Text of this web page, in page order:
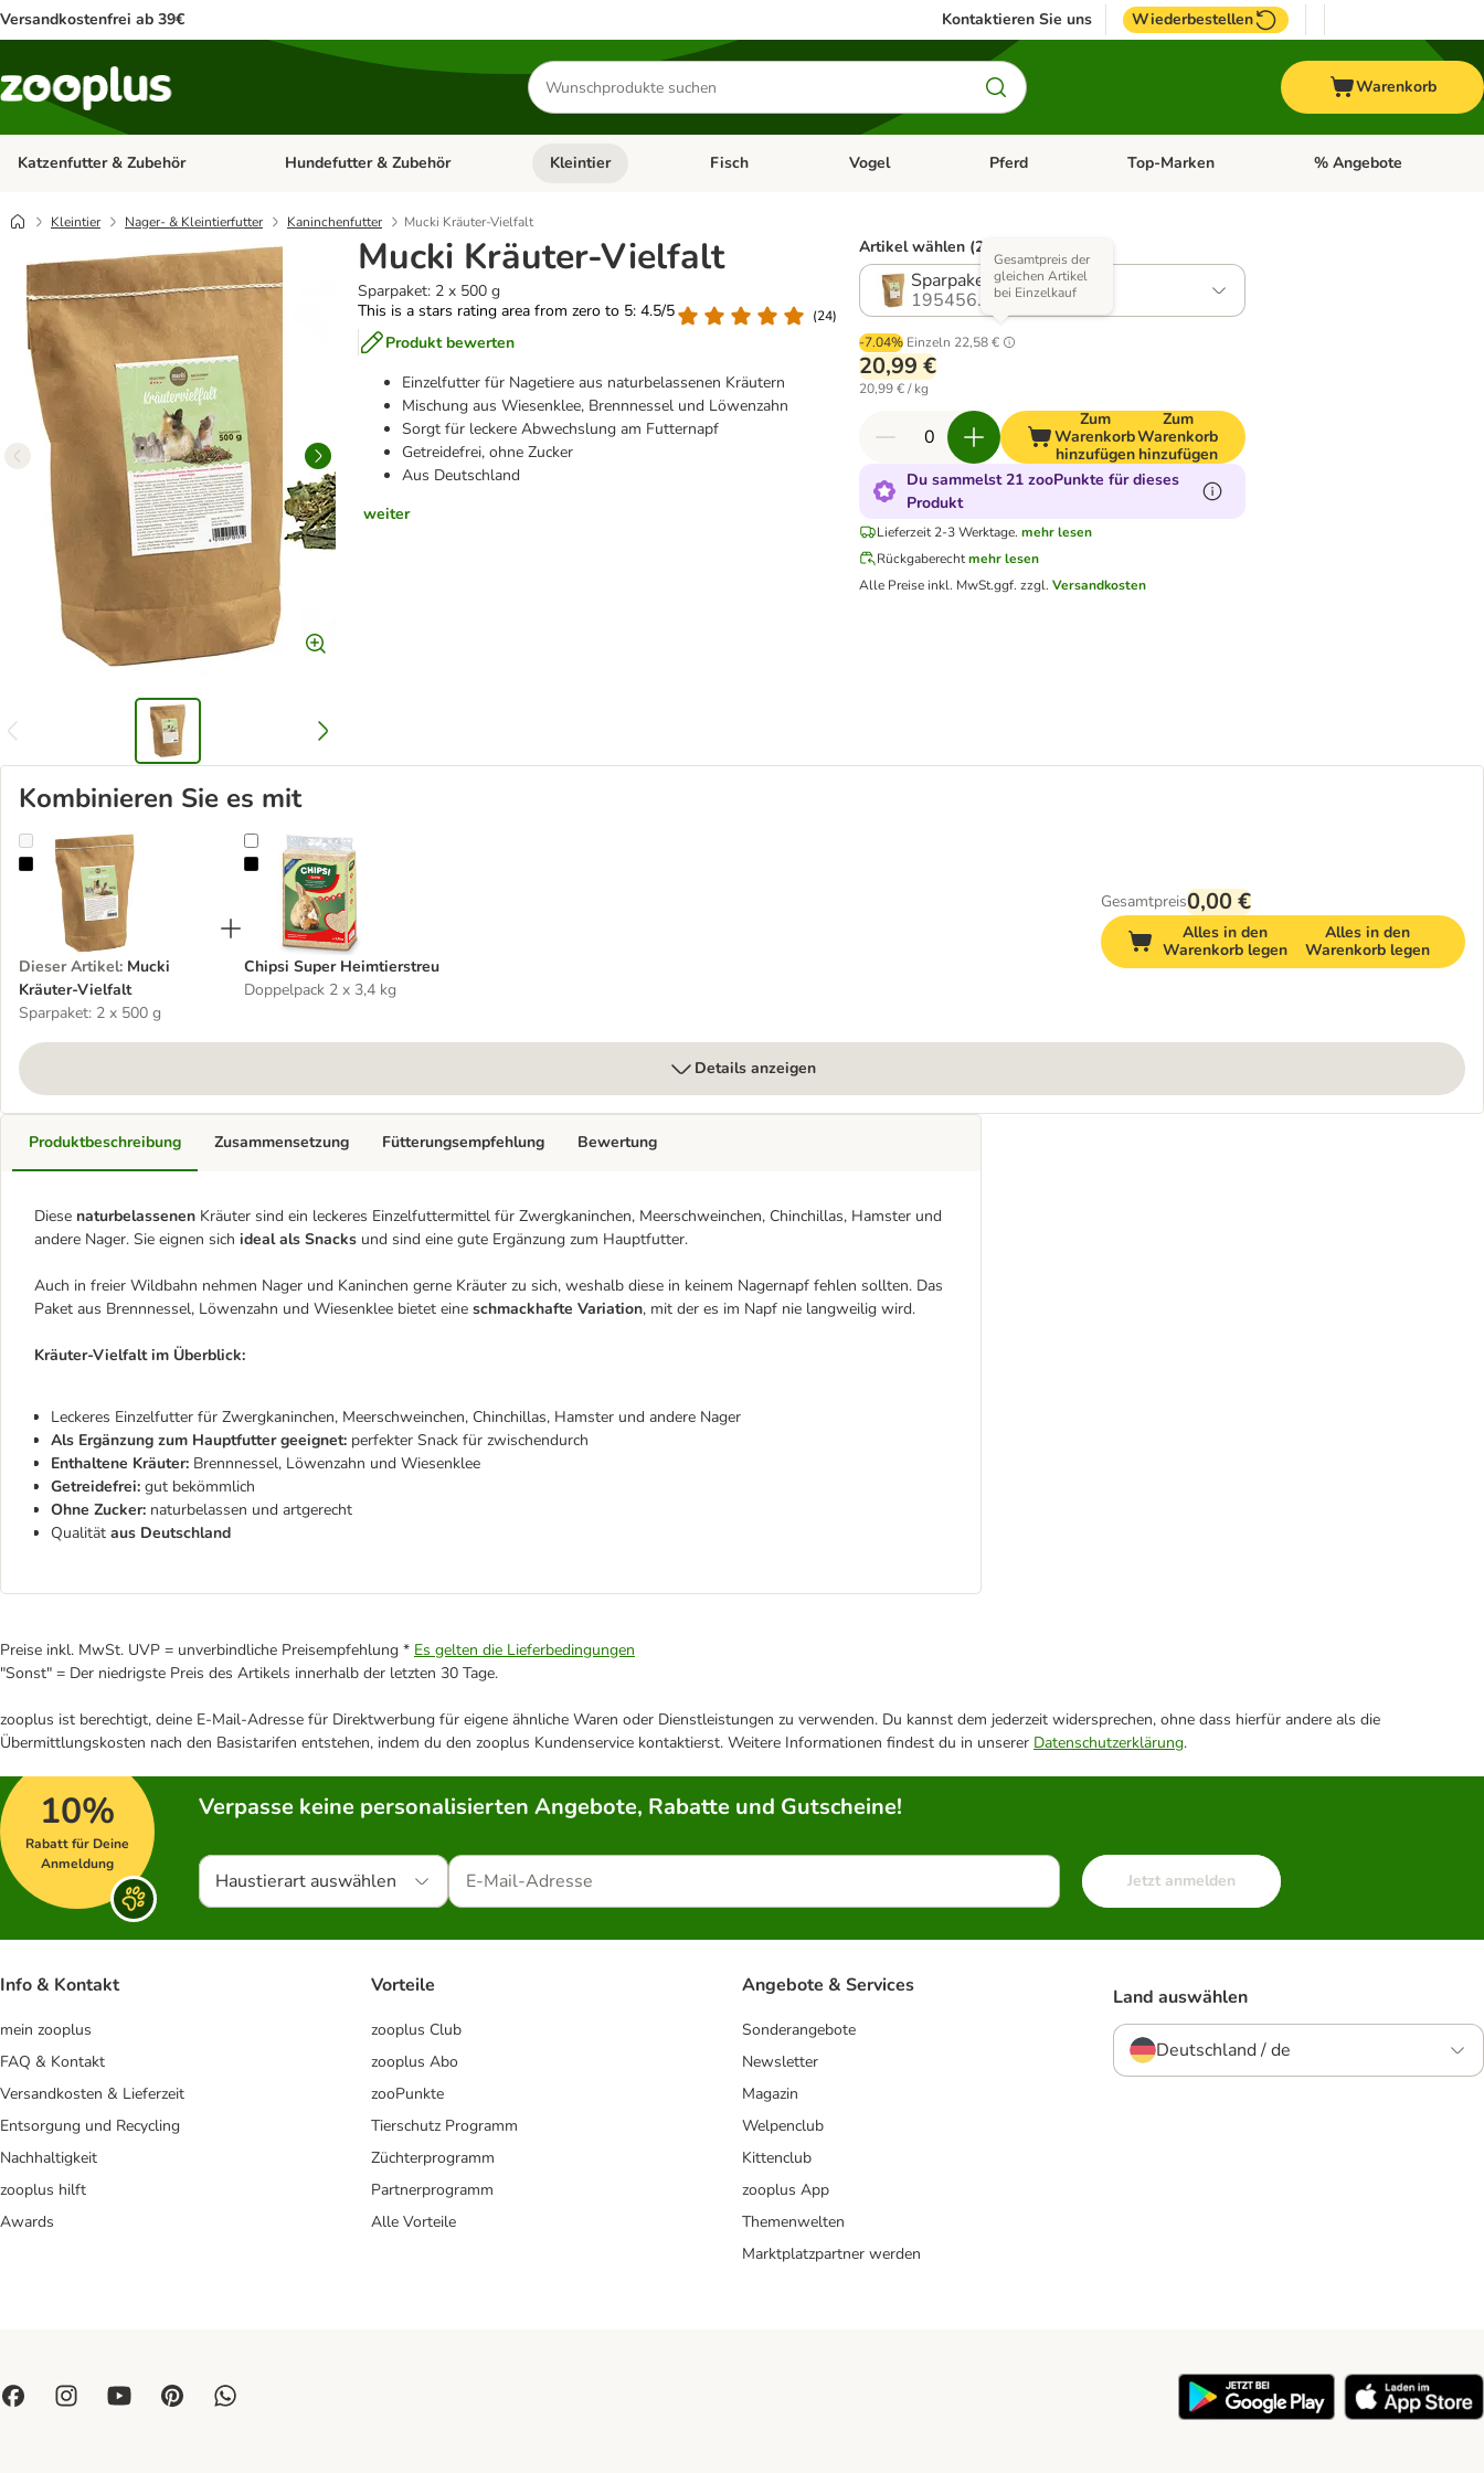
Versandkostenfrei ab 39€ Kontaktieren Sie uns Wiederbestellen
Produkte
suchen
Warenkorb
Katzenfutter & Zubehör Kategorie-Menü öffnen: Katzenfutter & Zubehör
Hundefutter & Zubehör Kategorie-Menü öffnen: Hundefutter & Zubehör
Kleintier Kategorie-Menü öffnen: Kleintier
Fisch Kategorie-Menü öffnen: Fisch
Vogel Kategorie-Menü öffnen: Vogel
Pferd Kategorie-Menü öffnen: Pferd
Top-Marken Kategorie-Menü öffnen:
% Angebote
Kleintier Nager- & Kleintierfutter Kaninchenfutter Mucki Kräuter-Vielfalt
Mucki Kräuter-Vielfalt
Sparpaket: 2 x 500 g
This is a stars rating area from zero to 5: 4.5/5
(24)
Produkt bewerten
Einzelfutter für Nagetiere aus naturbelassenen Kräutern
Mischung aus Wiesenklee, Brennnessel und Löwenzahn
Sorgt für leckere Abwechslung am Futternapf
Getreidefrei, ohne Zucker
Aus Deutschland
weiter
Artikel wählen (2 Varianten)
Sparpaket: 2 x 500 g
195456.5
-7.04% Einzeln 22,58 €
Gesamtpreis der
gleichen Artikel
bei Einzelkauf
20,99 €
20,99 € / kg
Zum
Warenkorb
hinzufügen
Zum
Warenkorb
hinzufügen
Du sammelst 21 zooPunkte für dieses
Produkt
Lieferzeit 2-3 Werktage. mehr lesen
Rückgaberechtmehr lesen
Alle Preise inkl. MwSt.ggf. zzgl. Versandkosten
Kombinieren Sie es mit
Mucki Kräuter-Vielfalt
Dieser Artikel: Mucki
Kräuter-Vielfalt
Sparpaket: 2 x 500 g
Chipsi Super Heimtierstreu
Chipsi Super Heimtierstreu
Doppelpack 2 x 3,4 kg
Gesamtpreis0,00 €
Alles in den
Warenkorb legen
Alles in den
Warenkorb legen
Details anzeigen
Produktbeschreibung
Diese naturbelassenen Kräuter sind ein leckeres Einzelfuttermittel für Zwergkaninchen, Meerschweinchen, Chinchillas, Hamster und
andere Nager. Sie eignen sich ideal als Snacks und sind eine gute Ergänzung zum Hauptfutter.
Auch in freier Wildbahn nehmen Nager und Kaninchen gerne Kräuter zu sich, weshalb diese in keinem Nagernapf fehlen sollten. Das
Paket aus Brennnessel, Löwenzahn und Wiesenklee bietet eine schmackhafte Variation, mit der es im Napf nie langweilig wird.
Kräuter-Vielfalt im Überblick:
Leckeres Einzelfutter für Zwergkaninchen, Meerschweinchen, Chinchillas, Hamster und andere Nager
Als Ergänzung zum Hauptfutter geeignet: perfekter Snack für zwischendurch
Enthaltene Kräuter: Brennnessel, Löwenzahn und Wiesenklee
Getreidefrei: gut bekömmlich
Ohne Zucker: naturbelassen und artgerecht
Qualität aus Deutschland
Zusammensetzung Fütterungsempfehlung Bewertung
Preise inkl. MwSt. UVP = unverbindliche Preisempfehlung * Es gelten die Lieferbedingungen
"Sonst" = Der niedrigste Preis des Artikels innerhalb der letzten 30 Tage.
zooplus ist berechtigt, deine E-Mail-Adresse für Direktwerbung für eigene ähnliche Waren oder Dienstleistungen zu verwenden. Du kannst dem jederzeit widersprechen, ohne dass hierfür andere als die
Übermittlungskosten nach den Basistarifen entstehen, indem du den zooplus Kundenservice kontaktierst. Weitere Informationen findest du in unserer Datenschutzerklärung.
10%
Rabatt für Deine
Anmeldung
Verpasse keine personalisierten Angebote, Rabatte und Gutscheine!
Haustierart auswählen Jetzt anmelden
Info & Kontakt
mein zooplus
FAQ & Kontakt
Versandkosten & Lieferzeit
Entsorgung und Recycling
Nachhaltigkeit
zooplus hilft
Awards
Vorteile
zooplus Club
zooplus Abo
zooPunkte
Tierschutz Programm
Züchterprogramm
Partnerprogramm
Alle Vorteile
Angebote & Services
Sonderangebote
Newsletter
Magazin
Welpenclub
Kittenclub
zooplus App
Themenwelten
Marktplatzpartner werden
Land auswählen
Deutschland / de